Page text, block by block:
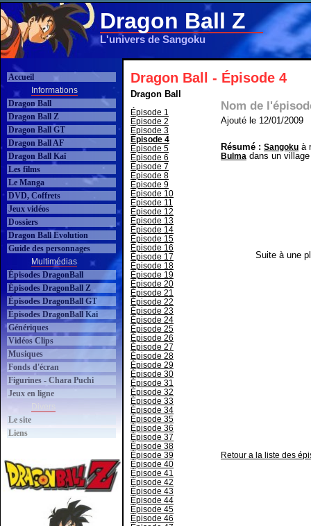
Dragon Ball Z
L'univers de Sangoku
Accueil
Informations
Dragon Ball
Dragon Ball Z
Dragon Ball GT
Dragon Ball AF
Dragon Ball Kaï
Les films
Le Manga
DVD, Coffrets
Jeux vidéos
Dossiers
Dragon Ball Evolution
Guide des personnages
Multimédias
Épisodes DragonBall
Épisodes DragonBall Z
Épisodes DragonBall GT
Épisodes DragonBall Kai
Génériques
Vidéos Clips
Musiques
Fonds d'écran
Figurines - Chara Puchi
Jeux en ligne
Le site
Liens
Dragon Ball - Épisode 4
Dragon Ball
Épisode 1
Épisode 2
Épisode 3
Épisode 4
Épisode 5
Épisode 6
Épisode 7
Épisode 8
Épisode 9
Épisode 10
Épisode 11
Épisode 12
Épisode 13
Épisode 14
Épisode 15
Épisode 16
Épisode 17
Épisode 18
Épisode 19
Épisode 20
Épisode 21
Épisode 22
Épisode 23
Épisode 24
Épisode 25
Épisode 26
Épisode 27
Épisode 28
Épisode 29
Épisode 30
Épisode 31
Épisode 32
Épisode 33
Épisode 34
Épisode 35
Épisode 36
Épisode 37
Épisode 38
Épisode 39
Épisode 40
Épisode 41
Épisode 42
Épisode 43
Épisode 44
Épisode 45
Épisode 46
Nom de
Ajouté le 12/01/2009
Résumé : Sangoku à
Bulma dans un
Suite à une
Retour a la liste des